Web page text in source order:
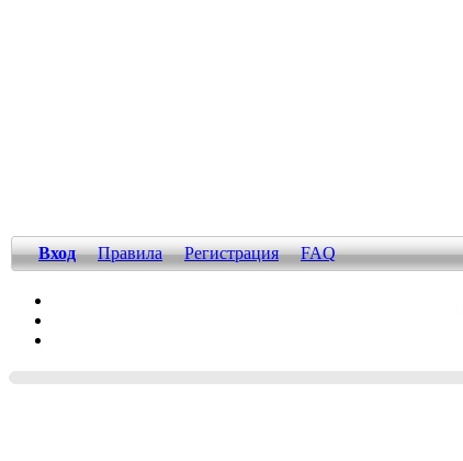
Вход Правила Регистрация FAQ